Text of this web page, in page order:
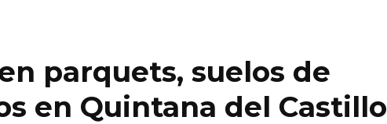
parquets, suelos de
en Quintana del Castillo